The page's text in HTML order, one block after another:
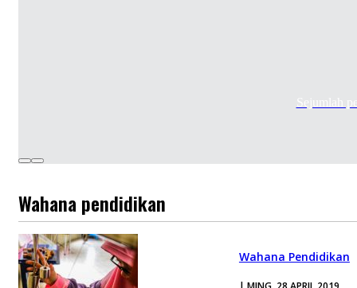
Sejumlah
Wahana pendidikan
Wahana Pendidikan